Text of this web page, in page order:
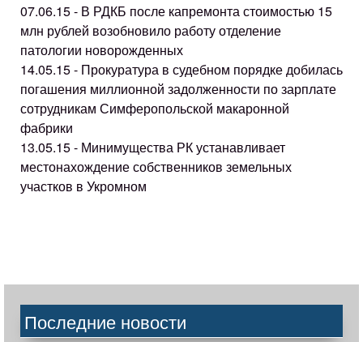
07.06.15 - В РДКБ после капремонта стоимостью 15
млн рублей возобновило работу отделение
патологии новорожденных
14.05.15 - Прокуратура в судебном порядке добилась
погашения миллионной задолженности по зарплате
сотрудникам Симферопольской макаронной
фабрики
13.05.15 - Минимущества РК устанавливает
местонахождение собственников земельных
участков в Укромном
Последние новости